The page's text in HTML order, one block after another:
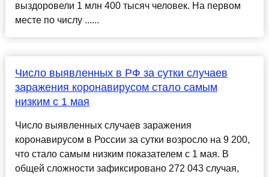
выздоровели 1 млн 400 тысяч человек. На первом
месте по числу ......
Число выявленных в РФ за сутки случаев
заражения коронавирусом стало самым
низким с 1 мая
Число выявленных случаев заражения
коронавирусом в России за сутки возросло на 9 200,
что стало самым низким показателем с 1 мая. В
общей сложности зафиксировано 272 043 случая,